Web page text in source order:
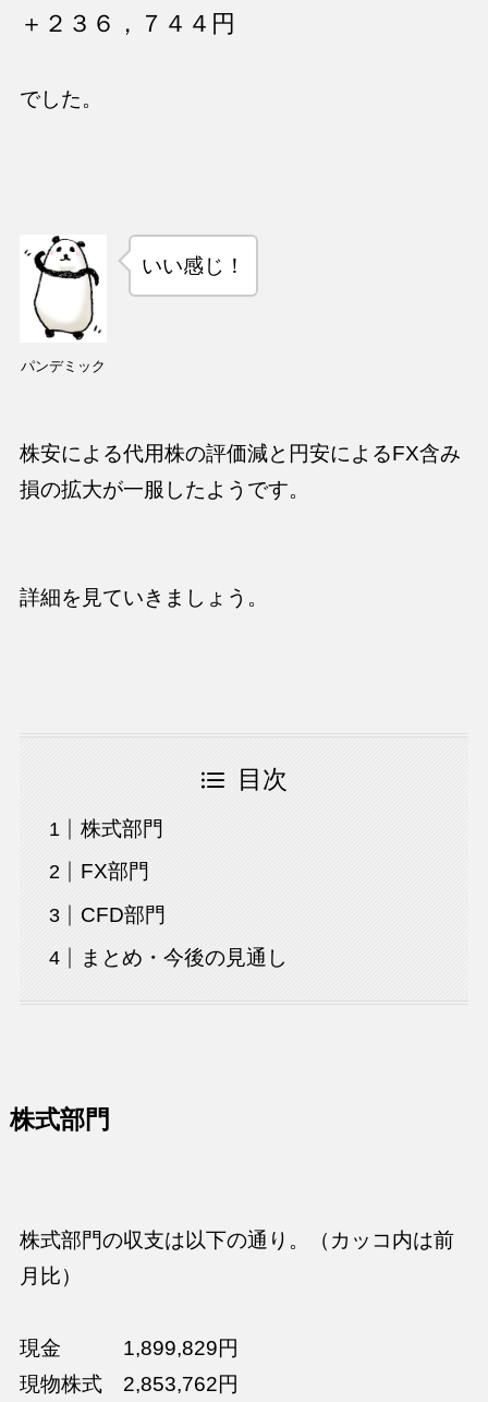
＋２３６，７４４円
でした。
パンデミック
いい感じ！
株安による代用株の評価減と円安によるFX含み
損の拡大が一服したようです。
詳細を見ていきましょう。
目次
株式部門
FX部門
CFD部門
まとめ・今後の見通し
株式部門
株式部門の収支は以下の通り。（カッコ内は前
月比）
現金 1,899,829円
現物株式 2,853,762円